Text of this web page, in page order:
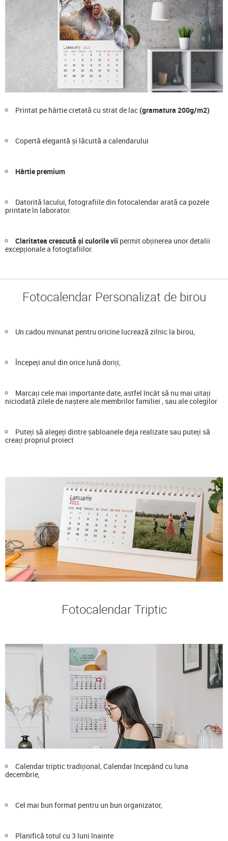
Printat pe hârtie cretată cu strat de lac(gramatura 200g/m2)
Copertă elegantă și lăcuită a calendarului
Hârtie premium
Datorită lacului, fotografiile din fotocalendar arată ca pozele
printate în laborator.
Claritatea crescută și culorile vii permit obținerea unor detalii
excepționale a fotogtafiilor.
Fotocalendar Personalizat de birou
Un cadou minunat pentru oricine lucrează zilnic la birou,
Începeți anul din orice lună doriți,
Marcați cele mai importante date, astfel încât să nu mai uitați
niciodată zilele de naștere ale membrilor familiei , sau ale colegilor
Puteți să alegeți dintre șabloanele deja realizate sau puteți să
creați propriul proiect
Fotocalendar Triptic
Calendar triptic tradițional, Calendar începând cu luna
decembrie,
Cel mai bun format pentru un bun organizator,
Planifică totul cu 3 luni înainte